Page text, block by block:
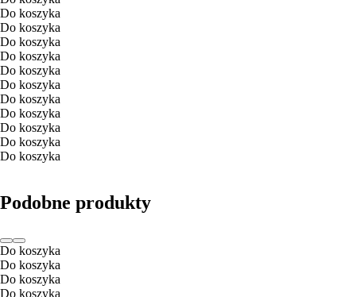
Do koszyka
Do koszyka
Do koszyka
Do koszyka
Do koszyka
Do koszyka
Do koszyka
Do koszyka
Do koszyka
Do koszyka
Do koszyka
Podobne produkty
Do koszyka
Do koszyka
Do koszyka
Do koszyka